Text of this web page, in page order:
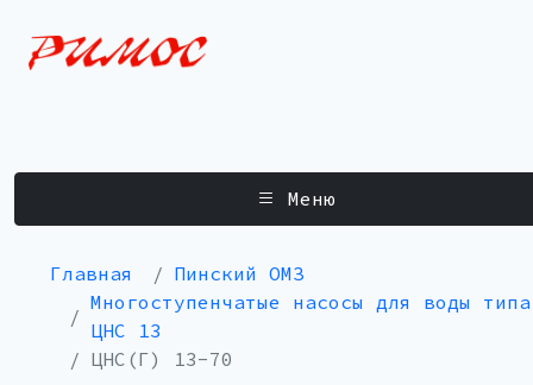
Меню
Главная
Пинский ОМЗ
Многоступенчатые насосы для воды типа
ЦНС 13
ЦНС(Г) 13-70